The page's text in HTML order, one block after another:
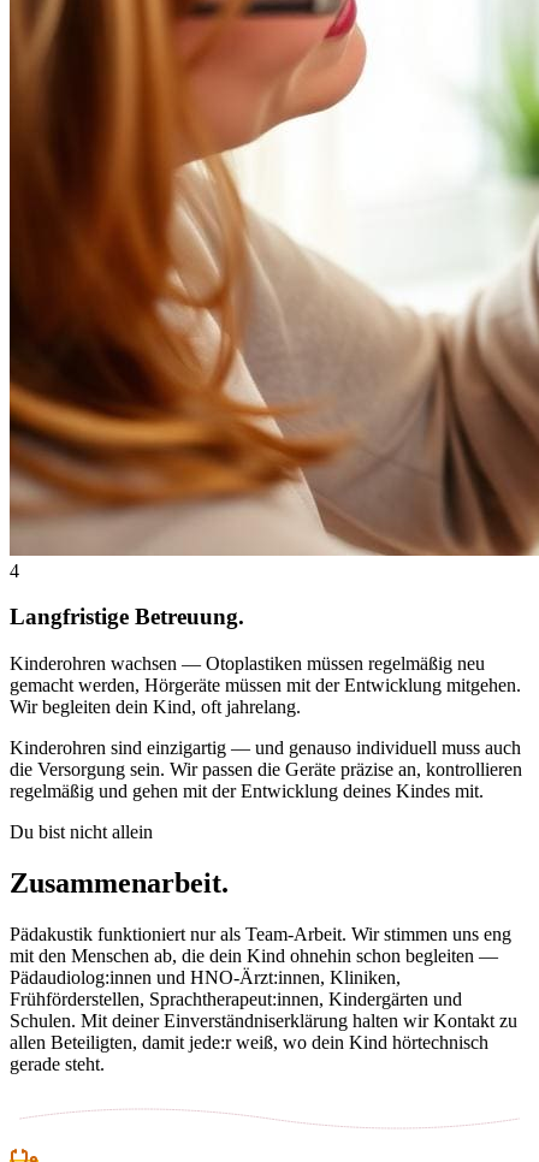
4
Langfristige Betreuung.
Kinderohren wachsen — Otoplastiken müssen regelmäßig neu
gemacht werden, Hörgeräte müssen mit der Entwicklung mitgehen.
Wir begleiten dein Kind, oft jahrelang.
Kinderohren sind einzigartig — und genauso individuell muss auch
die Versorgung sein. Wir passen die Geräte präzise an, kontrollieren
regelmäßig und gehen mit der Entwicklung deines Kindes mit.
Du bist nicht allein
Zusammenarbeit.
Pädakustik funktioniert nur als Team-Arbeit. Wir stimmen uns eng
mit den Menschen ab, die dein Kind ohnehin schon begleiten —
Pädaudiolog:innen und HNO-Ärzt:innen, Kliniken,
Frühförderstellen, Sprachtherapeut:innen, Kindergärten und
Schulen. Mit deiner Einverständniserklärung halten wir Kontakt zu
allen Beteiligten, damit jede:r weiß, wo dein Kind hörtechnisch
gerade steht.